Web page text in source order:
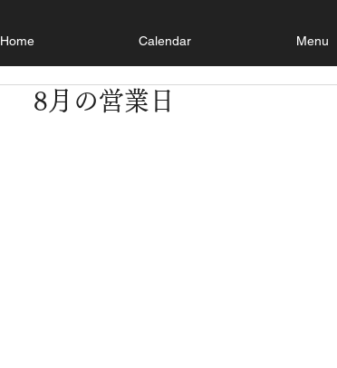
Home Calendar Menu
8月の営業日